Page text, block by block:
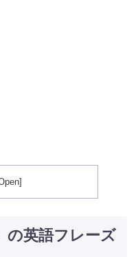
の英語フレーズ